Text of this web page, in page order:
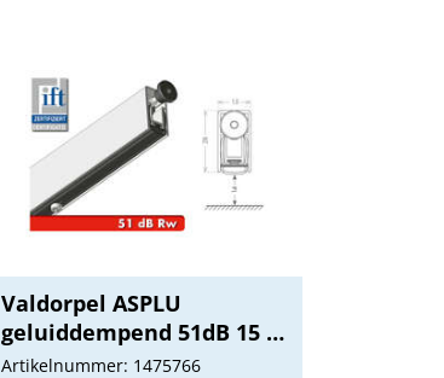
Valdorpel ASPLU
geluiddempend 51dB 15 x
...
Artikelnummer: 1475766